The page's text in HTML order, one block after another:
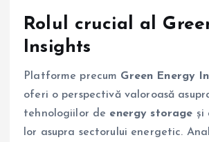
Rolul crucial al
Insights
Platforme precum Green Energy
oferi o perspectivă valoroasă
tehnologiilor de energy storage și
lor asupra sectorului energetic.